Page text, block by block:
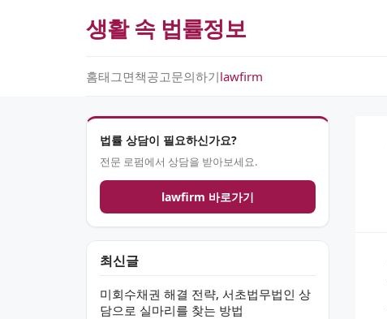
생활 속 법률정보
홈태그면책공고문의하기lawfirm
법률 상담이 필요하신가요?
전문 로펌에서 상담을 받아보세요.
lawfirm 바로가기
최신글
미회수채권 해결 전략, 서초법무법인 상
담으로 실마리를 찾는 방법